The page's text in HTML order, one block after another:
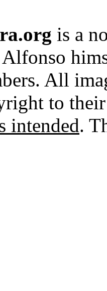
is a
All
to
intended.